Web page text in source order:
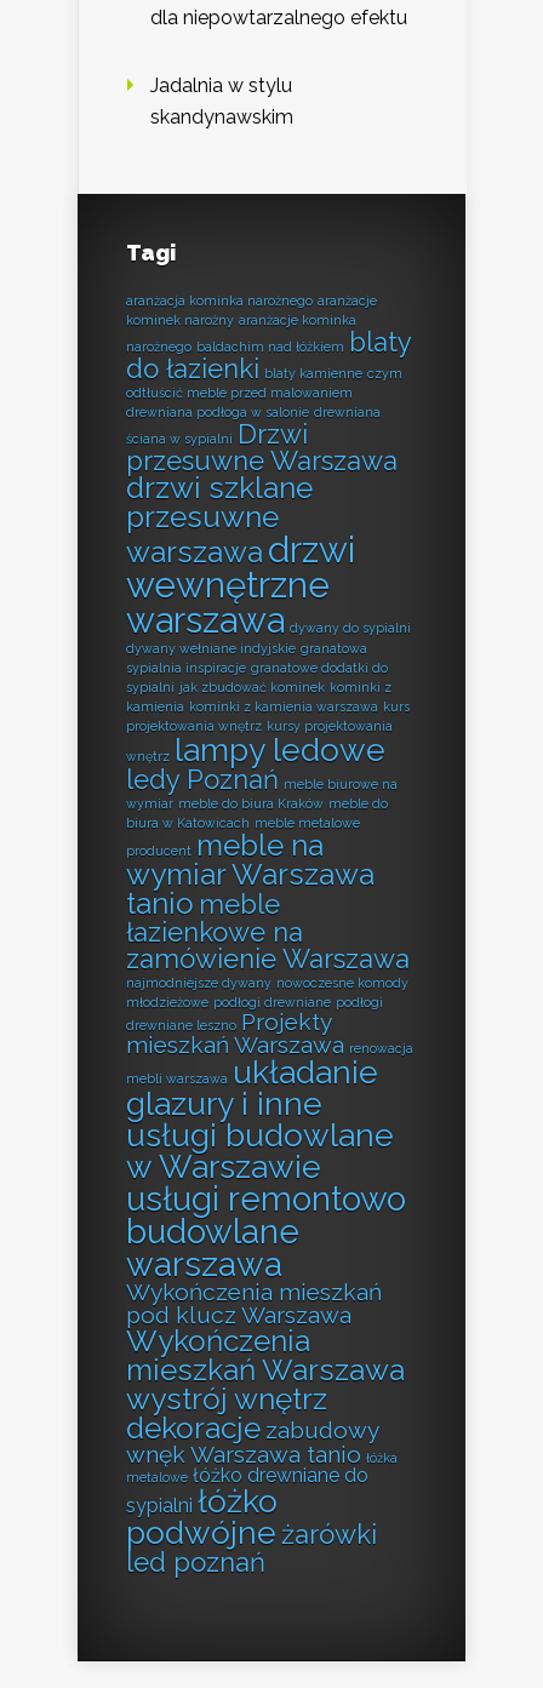
dla niepowtarzalnego efektu
Jadalnia w stylu
skandynawskim
Tagi
aranżacja kominka narożnego aranżacje
kominek narożny aranżacje kominka
narożnego baldachim nad łóżkiem
blaty
do łazienki blaty kamienne czym
odtłuścić meble przed malowaniem
drewniana podłoga w salonie drewniana
ściana w sypialni Drzwi
przesuwne Warszawa
drzwi szklane
przesuwne
warszawa drzwi
wewnętrzne
warszawa dywany do sypialni
dywany wełniane indyjskie granatowa
sypialnia inspiracje granatowe dodatki do
sypialni jak zbudować kominek kominki z
kamienia kominki z kamienia warszawa kurs
projektowania wnętrz kursy projektowania
wnętrz lampy ledowe
ledy Poznań meble biurowe na
wymiar meble do biura Kraków meble do
biura w Katowicach meble metalowe
producent meble na
wymiar Warszawa
tanio meble
łazienkowe na
zamówienie Warszawa
najmodniejsze dywany nowoczesne komody
młodzieżowe podłogi drewniane podłogi
drewniane leszno Projekty
mieszkań Warszawa renowacja
mebli warszawa układanie
glazury i inne
usługi budowlane
w Warszawie
usługi remontowo
budowlane
warszawa
Wykończenia mieszkań
pod klucz Warszawa
Wykończenia
mieszkań Warszawa
wystrój wnętrz
dekoracje zabudowy
wnęk Warszawa tanio łóżka
metalowe łóżko drewniane do
sypialni łóżko
podwójneżarówki
led poznań